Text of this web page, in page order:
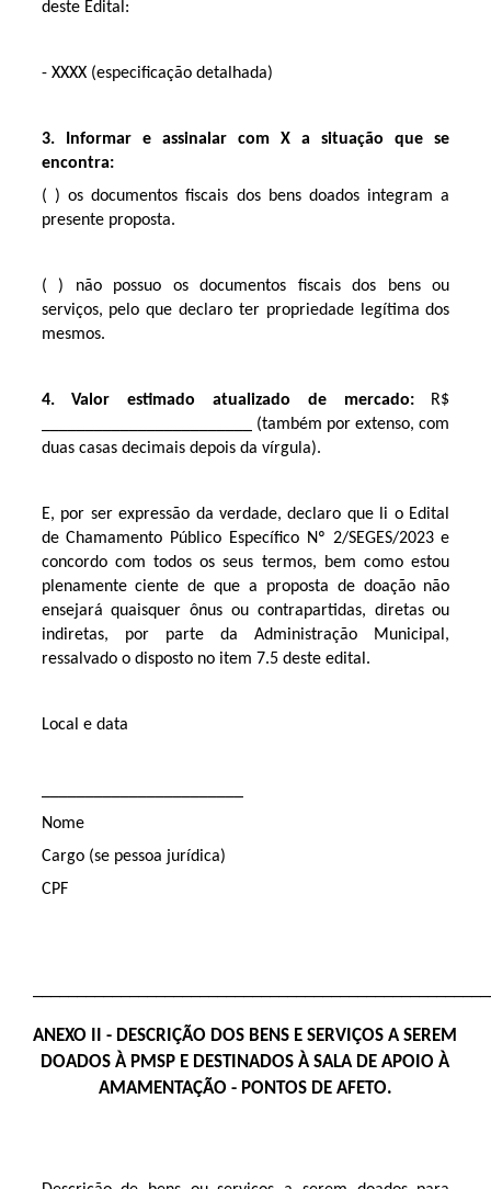
deste Edital:
- XXXX (especificação detalhada)
3. Informar e assinalar com X a situação que se
encontra:
( ) os documentos fiscais dos bens doados integram a
presente proposta.
( ) não possuo os documentos fiscais dos bens ou
serviços, pelo que declaro ter propriedade legítima dos
mesmos.
4. Valor estimado atualizado de mercado:R$
________________________ (também por extenso, com
duas casas decimais depois da vírgula).
E, por ser expressão da verdade, declaro que li o Edital
de Chamamento Público Específico Nº 2/SEGES/2023 e
concordo com todos os seus termos, bem como estou
plenamente ciente de que a proposta de doação não
ensejará quaisquer ônus ou contrapartidas, diretas ou
indiretas, por parte da Administração Municipal,
ressalvado o disposto no item 7.5 deste edital.
Local e data
Nome
Cargo (se pessoa jurídica)
CPF
ANEXO II - DESCRIÇÃO DOS BENS E SERVIÇOS A SEREM
DOADOS À PMSP E DESTINADOS À SALA DE APOIO À
AMAMENTAÇÃO - PONTOS DE AFETO.